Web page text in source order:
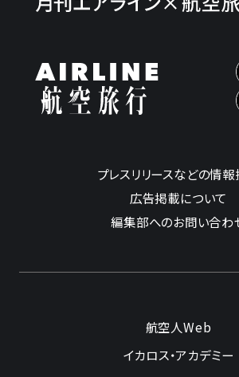
プレスリリースなどの情
広告掲載について
編集部へのお問い合わ
航空人Web
イカロス・アカデミー